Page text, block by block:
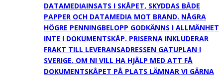
DATAMEDIAINSATS I SKÅPET, SKYDDAS BÅDE
PAPPER OCH DATAMEDIA MOT BRAND. NÅGRA
HÖGRE PENNINGBELOPP GODKÄNNS I ALLMÄNHET
INTE I DOKUMENTSKÅP. PRISERNA INKLUDERAR
FRAKT TILL LEVERANSADRESSEN GATUPLAN I
SVERIGE. OM NI VILL HA HJÄLP MED ATT FÅ
DOKUMENTSKÅPET PÅ PLATS LÄMNAR VI GÄRNA